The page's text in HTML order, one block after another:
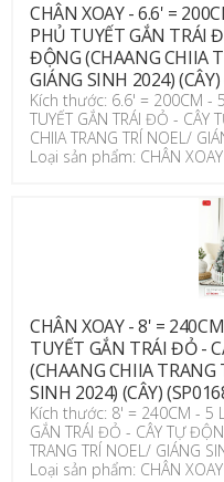
CHÂN XOAY - 6.6' =
PHỦ TUYẾT GẮN TRÁI
ĐỘNG (CHAANG CHIIA
GIÁNG SINH 2024)
Kích thước: 6.6' = 200CM -
TUYẾT GẮN TRÁI ĐỎ - CÂY
CHIIA TRANG TRÍ NOEL/
Loại sản phẩm: CHÂN XOAY
CHÂN XOAY - 8' =
TUYẾT GẮN TRÁI ĐỎ -
(CHAANG CHIIA TRANG
SINH 2024) (CÂY)
Kích thước: 8' = 240CM - 5
GẮN TRÁI ĐỎ - CÂY TỰ
TRANG TRÍ NOEL/ GIÁNG
Loại sản phẩm: CHÂN XOAY